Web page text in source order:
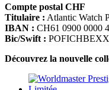
Compte postal CHF
Titulaire : Atlantic Watch
IBAN : CH61 0900 0000
Bic/Swift :
Découvrez la nouvelle